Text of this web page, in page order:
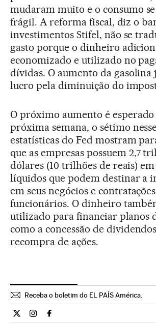
mudaram muito e o consumo
frágil. A reforma fiscal, diz o
investimentos Stifel, não se
gasto porque o dinheiro
economizado e utilizado no
dívidas. O aumento da gasolina
lucro pela diminuição do
O próximo aumento é
próxima semana, o sétimo
estatísticas do Fed mostram
que as empresas possuem 2,7
dólares (10 trilhões de reais)
líquidos que podem destinar a
em seus negócios e
funcionários. O dinheiro
utilizado para financiar planos
como a concessão de
recompra de ações.
Receba o boletim do EL PAÍS América.
Economia El País Brasil en Twitter
Economia El País Brasil en
Economia El País Brasil en